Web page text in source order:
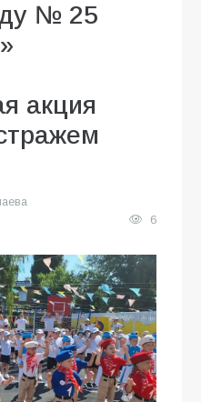
№ 25
акция
6